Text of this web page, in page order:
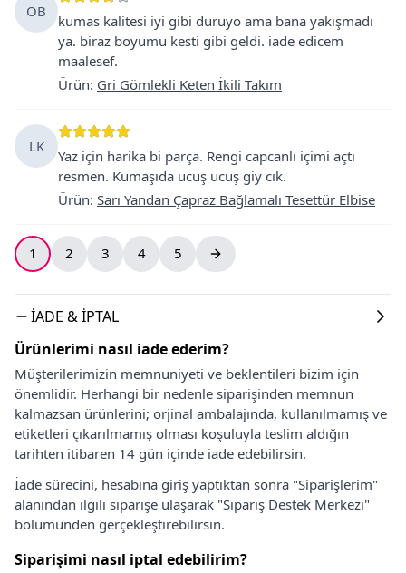
OB
kumas kalitesi iyi gibi duruyo ama bana yakışmadı
ya. biraz boyumu kesti gibi geldi. iade edicem
maalesef.
Ürün: Gri Gömlekli Keten İkili Takım
LK
Yaz için harika bi parça. Rengi capcanlı içimi açtı
resmen. Kumaşıda ucuş ucuş giy cık.
Ürün: Sarı Yandan Çapraz Bağlamalı Tesettür Elbise
1 2 3 4 5
İADE & İPTAL
Ürünlerimi nasıl iade ederim?
Müşterilerimizin memnuniyeti ve beklentileri bizim için
önemlidir. Herhangi bir nedenle siparişinden memnun
kalmazsan ürünlerini; orjinal ambalajında, kullanılmamış ve
etiketleri çıkarılmamış olması koşuluyla teslim aldığın
tarihten itibaren 14 gün içinde iade edebilirsin.
İade sürecini, hesabına giriş yaptıktan sonra "Siparişlerim"
alanından ilgili siparişe ulaşarak "Sipariş Destek Merkezi"
bölümünden gerçekleştirebilirsin.
Siparişimi nasıl iptal edebilirim?